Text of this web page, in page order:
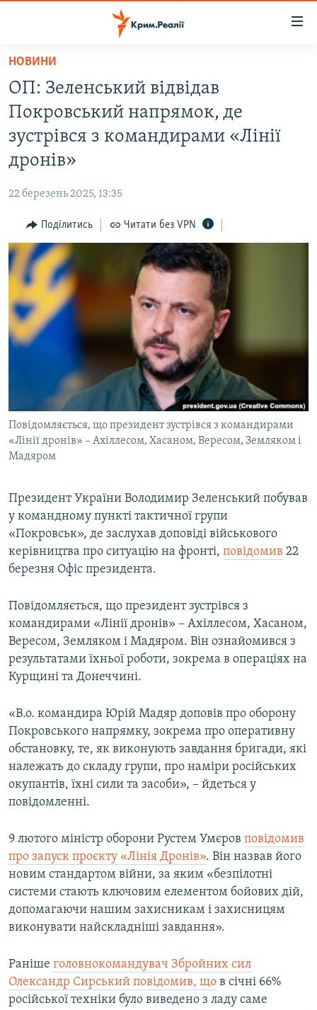
Перейти
основного
матеріалу
Перейти
до
основної
Перейти
пошуку
ВІДЕО ТА ФОТО
ПОЛІТИКА
ПОГЛЯД
ІНТЕРВ'Ю
ВСЕ ЗА ДЕНЬ
СПЕЦПРОЕКТИ
ДЕПОРТАЦІЯ
ВІДЕОУРОКИ «ELIFBE»
УКРАЇНСЬКА ПРОБЛЕМА КРИМУ
ІНФОГРАФІКА
ЯК ОБІЙТИ БЛОКУВАННЯ
Русский
ДОЛУЧАЙСЯ!
НОВИНИ
ОП: Зеленський відвідав
Покровський напрямок, де
зустрівся з командирами «Лінії
дронів»
22 березень 2025, 13:35
Поділитись Читати без VPN
Повідомляється, що президент зустрівся з командирами
«Лінії дронів» – Ахіллесом, Хасаном, Вересом, Земляком і
Мадяром
Президент України Володимир Зеленський побував
у командному пункті тактичної групи
«Покровськ», де заслухав доповіді військового
керівництва про ситуацію на фронті, повідомив 22
березня Офіс президента.
Повідомляється, що президент зустрівся з
командирами «Лінії дронів» – Ахіллесом, Хасаном,
Вересом, Земляком і Мадяром. Він ознайомився з
результатами їхньої роботи, зокрема в операціях на
Курщині та Донеччині.
«В.о. командира Юрій Мадяр доповів про оборону
Покровського напрямку, зокрема про оперативну
обстановку, те, як виконують завдання бригади, які
належать до складу групи, про наміри російських
окупантів, їхні сили та засоби», – йдеться у
повідомленні.
9 лютого міністр оборони Рустем Умєров повідомив
про запуск проєкту «Лінія Дронів». Він назвав його
новим стандартом війни, за яким «безпілотні
системи стають ключовим елементом бойових дій,
допомагаючи нашим захисникам і захисницям
виконувати найскладніші завдання».
Раніше головнокомандувач Збройних сил
Олександр Сирський повідомив, що в січні 66%
російської техніки було виведено з ладу саме